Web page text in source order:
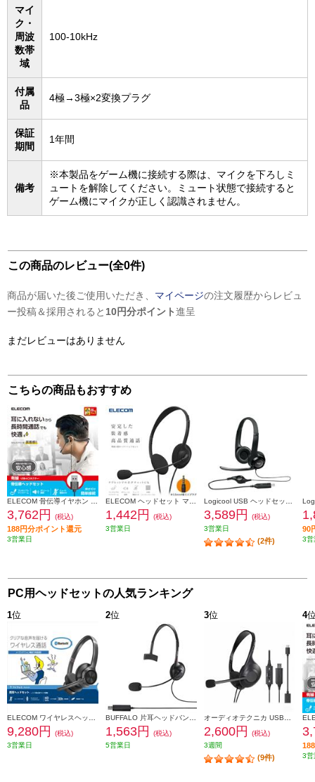
マイ
ク・
周波
数帯
域
100-10kHz
付属
品
4極→3極×2変換プラグ
保証
期間
1年間
備考
※本製品をゲーム機に接続する際は、マイクを下ろしミ
ュートを解除してください。ミュート状態で接続すると
ゲーム機にマイクが正しく認識されません。
この商品のレビュー(全0件)
商品が届いた後ご使用いただき、 マイページの注文履歴からレビュ
ー投稿＆採用されると 10円分ポイント進呈
まだレビューはありません
こちらの商品もおすすめ
3,762円 (税込)
188円分ポイント還元
3営業日
1,442円
(税込)
3営業日
3,589円
(税込)
3営業日
(2件)
90
3営
PC用ヘッドセットの人気ランキング
1位
9,280円
(税込)
3営業日
2位
1,563円
(税込)
5営業日
3位
2,600円
(税込)
3週間
(9件)
4
3営